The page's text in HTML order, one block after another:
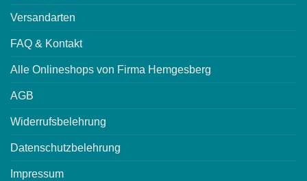
Versandarten
FAQ & Kontakt
Alle Onlineshops von Firma Hemgesberg
AGB
Widerrufsbelehrung
Datenschutzbelehrung
Impressum